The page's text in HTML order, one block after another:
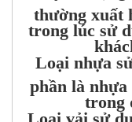
thường xuất
trong lúc sử
Loại nhựa
phần là nhựa
trong